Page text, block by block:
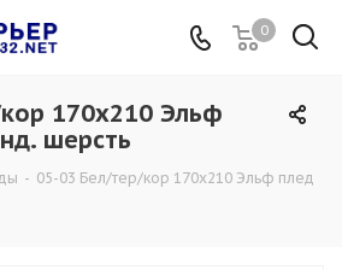
0
170х210 Эльф
шерсть
- 05-03 Бел/тер/кор 170х210 Эльф плед